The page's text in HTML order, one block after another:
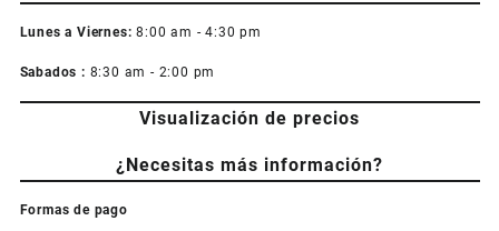
Lunes a Viernes: 8:00 am - 4:30 pm
Sabados : 8:30 am - 2:00 pm
Visualización de precios
¿Necesitas más información?
Formas de pago